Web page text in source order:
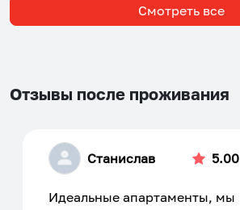
Смотреть все
Отзывы после проживания
Станислав 5.00
Идеальные апартаменты, мы